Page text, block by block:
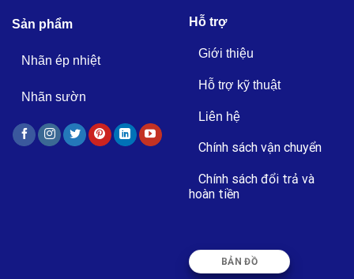
Sản phẩm
Nhãn ép nhiệt
Nhãn sườn
Hỗ trợ
Giới thiệu
Hỗ trợ kỹ thuật
Liên hệ
Chính sách vận chuyển
Chính sách đổi trả và
hoàn tiền
BẢN ĐỒ